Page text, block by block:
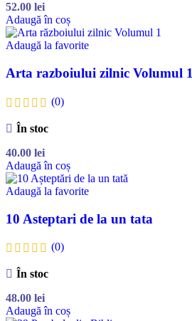
52.00 lei
Adaugă în coș
Adaugă la favorite
Arta razboiului zilnic Volumul 1
(0)
În stoc
40.00 lei
Adaugă în coș
Adaugă la favorite
10 Asteptari de la un tata
(0)
În stoc
48.00 lei
Adaugă în coș